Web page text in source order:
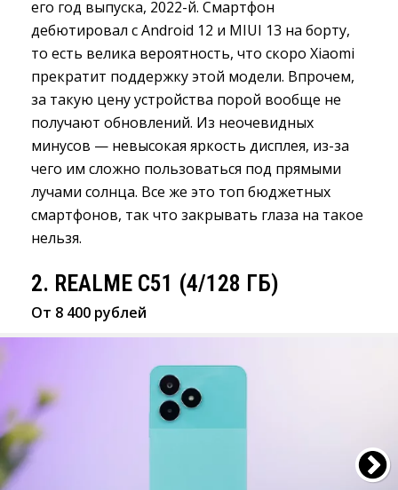
его год выпуска, 2022-й. Смартфон
дебютировал с Android 12 и MIUI 13 на борту,
то есть велика вероятность, что скоро Xiaomi
прекратит поддержку этой модели. Впрочем,
за такую цену устройства порой вообще не
получают обновлений. Из неочевидных
минусов — невысокая яркость дисплея, из-за
чего им сложно пользоваться под прямыми
лучами солнца. Все же это топ бюджетных
смартфонов, так что закрывать глаза на такое
нельзя.
2. REALME C51 (4/128 ГБ)
От 8 400 рублей